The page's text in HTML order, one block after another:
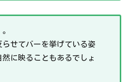
せてバーを挙げている姿
に映ることもあるでしょ